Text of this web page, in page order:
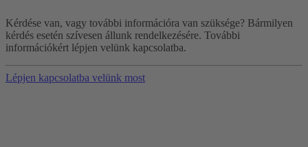
Kérdése van, vagy további információra van szüksége? Bármilyen
kérdés esetén szívesen állunk rendelkezésére. További
információkért lépjen velünk kapcsolatba.
Lépjen kapcsolatba velünk most